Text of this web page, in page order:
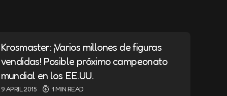
Krosmaster: ¡Varios millones de figuras
vendidas! Posible próximo campeonato
mundial en los EE.UU.
9 APRIL 2015 1 MIN READ